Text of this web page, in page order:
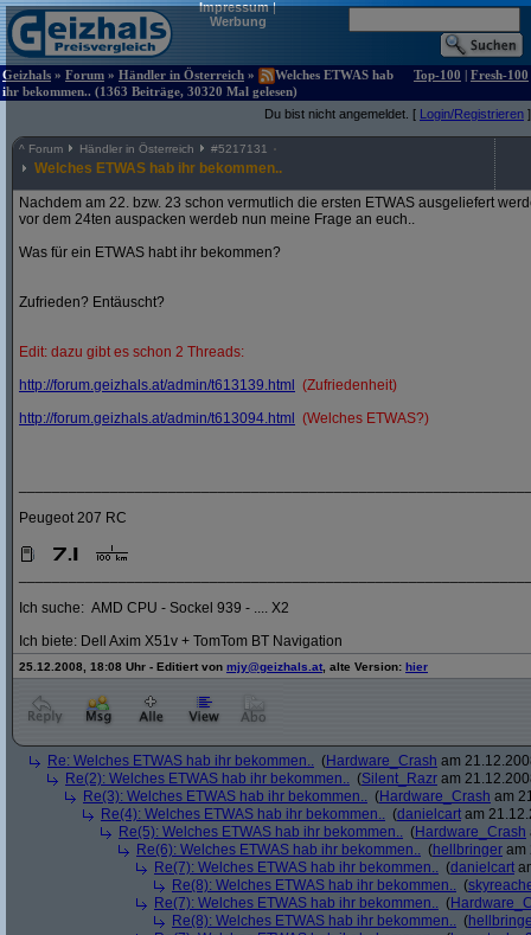
Impressum|
Werbung
Geizhals » Forum » Händler in Österreich »
Welches ETWAS hab
ihr bekommen.. (1363 Beiträge, 30320 Mal gelesen)
Top-100 | Fresh-100
Du bist nicht angemeldet. [ Login/Registrieren ]
^ Forum Händler in Österreich #5217131
Welches ETWAS hab ihr bekommen..
Nachdem am 22. bzw. 23 schon vermutlich die ersten ETWAS ausgeliefert
vor dem 24ten auspacken werdeb nun meine Frage an euch..
Was für ein ETWAS habt ihr bekommen?
Zufrieden? Entäuscht?
Edit: dazu gibt es schon 2 Threads:
http://forum.geizhals.at/admin/t613139.html
(Zufriedenheit)
http://forum.geizhals.at/admin/t613094.html (Welches ETWAS?)
Peugeot 207 RC
Ich suche: AMD CPU - Sockel 939 - .... X2
Ich biete: Dell Axim X51v + TomTom BT Navigation
25.12.2008, 18:08 Uhr - Editiert von mjy@geizhals.at , alte Version: hier
Re: Welches ETWAS hab ihr bekommen.. (Hardware_Crash am
Re(2): Welches ETWAS hab ihr bekommen.. (Silent_Razr am
Re(3): Welches ETWAS hab ihr bekommen.. (Hardware_Crash am
Re(4): Welches ETWAS hab ihr bekommen.. (danielcart am
Re(5): Welches ETWAS hab ihr bekommen.. (Hardware_Crash
Re(6): Welches ETWAS hab ihr bekommen.. (hellbringer am
Re(7): Welches ETWAS hab ihr bekommen.. (danielcart
Re(8): Welches ETWAS hab ihr bekommen.. (
Re(7): Welches ETWAS hab ihr bekommen.. (
Re(8): Welches ETWAS hab ihr bekommen.. (